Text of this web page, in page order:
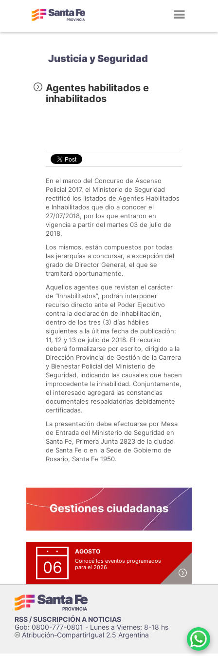
Justicia y Seguridad
Agentes habilitados e
inhabilitados
En el marco del Concurso de Ascenso
Policial 2017, el Ministerio de Seguridad
rectificó los listados de Agentes Habilitados
e Inhabilitados que dio a conocer el
27/07/2018, por los que entraron en
vigencia a partir del martes 03 de julio de
2018.
Los mismos, están compuestos por todas
las jerarquías a concursar, a excepción del
grado de Director General, el que se
tramitará oportunamente.
Aquellos agentes que revistan el carácter
de “Inhabilitados”, podrán interponer
recurso directo ante el Poder Ejecutivo
contra la declaración de inhabilitación,
dentro de los tres (3) días hábiles
siguientes a la última fecha de publicación:
11, 12 y 13 de julio de 2018. El recurso
deberá formalizarse por escrito, dirigido a la
Dirección Provincial de Gestión de la Carrera
y Bienestar Policial del Ministerio de
Seguridad, indicando las causales que hacen
improcedente la inhabilidad. Conjuntamente,
el interesado agregará las constancias
documentales respaldatorias debidamente
certificadas.
La presentación debe efectuarse por Mesa
de Entrada del Ministerio de Seguridad en
Santa Fe, Primera Junta 2823 de la ciudad
de Santa Fe o en la Sede de Gobierno de
Rosario, Santa Fe 1950.
06
AGOSTO
Conocé los eventos programados
para el 2026
RSS / SUSCRIPCIÓN A NOTICIAS
Gob: 0800-777-0801 - Lunes a Viernes: 8-18 hs
cAtribución-CompartirIgual 2.5 Argentina